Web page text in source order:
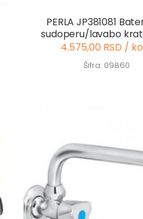
PERLA JP381081
sudoperu/lavabo
4.575,00 RSD /
Šifra: 09860